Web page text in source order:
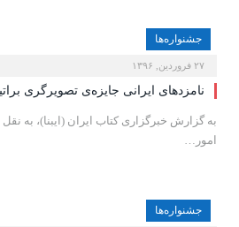
جشنواره‌ها
۲۷ فروردین, ۱۳۹۶
نامزدهای ایرانی جایزه‌ی تصویرگری
به گزارش خبرگزاری کتاب ایران (ایبنا)، به
امور…
جشنواره‌ها